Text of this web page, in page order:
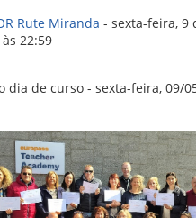
Rute Miranda -sexta-feira, 9
22:59
dia de curso - sexta-feira, 09/